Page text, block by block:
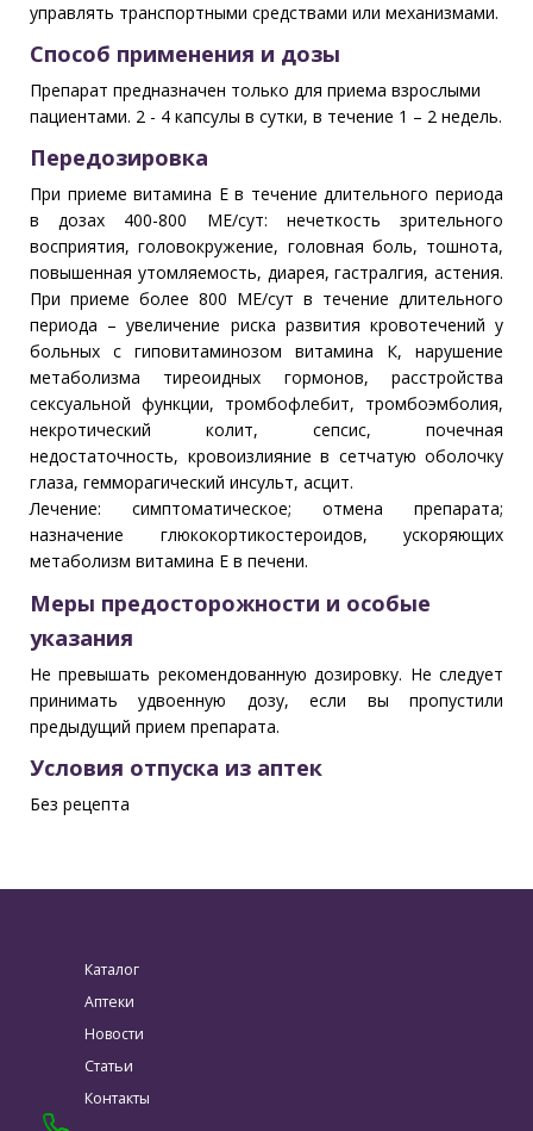
управлять транспортными средствами или механизмами.
Способ применения и дозы
Препарат предназначен только для приема взрослыми
пациентами. 2 - 4 капсулы в сутки, в течение 1 – 2 недель.
Передозировка
При приеме витамина Е в течение длительного периода
в дозах 400-800 МЕ/сут: нечеткость зрительного
восприятия, головокружение, головная боль, тошнота,
повышенная утомляемость, диарея, гастралгия, астения.
При приеме более 800 МЕ/сут в течение длительного
периода – увеличение риска развития кровотечений у
больных с гиповитаминозом витамина К, нарушение
метаболизма тиреоидных гормонов, расстройства
сексуальной функции, тромбофлебит, тромбоэмболия,
некротический колит, сепсис, почечная
недостаточность, кровоизлияние в сетчатую оболочку
глаза, гемморагический инсульт, асцит.
Лечение: симптоматическое; отмена препарата;
назначение глюкокортикостероидов, ускоряющих
метаболизм витамина Е в печени.
Меры предосторожности и особые
указания
Не превышать рекомендованную дозировку. Не следует
принимать удвоенную дозу, если вы пропустили
предыдущий прием препарата.
Условия отпуска из аптек
Без рецепта
Каталог
Аптеки
Новости
Статьи
Контакты